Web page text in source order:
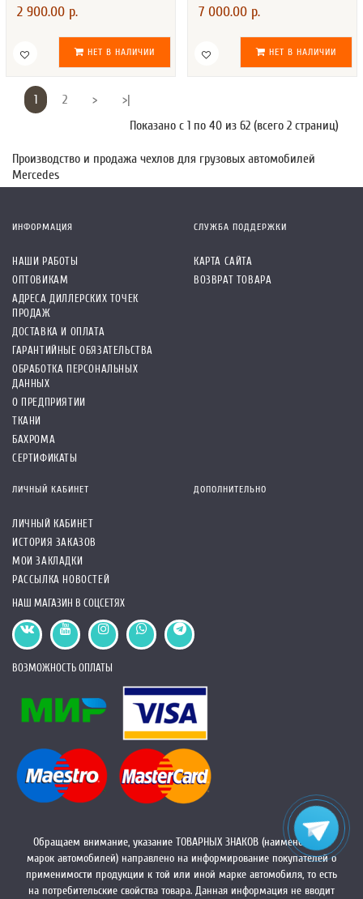
2 900.00 р.
НЕТ В НАЛИЧИИ
7 000.00 р.
НЕТ В НАЛИЧИИ
1 2 >
>|
Показано с 1 по 40 из 62 (всего 2 страниц)
Производство и продажа чехлов для грузовых автомобилей
Mercedes
ИНФОРМАЦИЯ
НАШИ РАБОТЫ
ОПТОВИКАМ
АДРЕСА ДИЛЛЕРСКИХ ТОЧЕК
ПРОДАЖ
ДОСТАВКА И ОПЛАТА
ГАРАНТИЙНЫЕ ОБЯЗАТЕЛЬСТВА
ОБРАБОТКА ПЕРСОНАЛЬНЫХ
ДАННЫХ
О ПРЕДПРИЯТИИ
ТКАНИ
БАХРОМА
СЕРТИФИКАТЫ
СЛУЖБА ПОДДЕРЖКИ
КАРТА САЙТА
ВОЗВРАТ ТОВАРА
ЛИЧНЫЙ КАБИНЕТ
ЛИЧНЫЙ КАБИНЕТ
ИСТОРИЯ ЗАКАЗОВ
МОИ ЗАКЛАДКИ
РАССЫЛКА НОВОСТЕЙ
ДОПОЛНИТЕЛЬНО
НАШ МАГАЗИН В СОЦСЕТЯХ
ВОЗМОЖНОСТЬ ОПЛАТЫ
Обращаем внимание, указание ТОВАРНЫХ ЗНАКОВ (наименований
марок автомобилей) направлено на информирование покупателей о
применимости продукции к той или иной марке автомобиля, то есть
на потребительские свойства товара. Данная информация не вводит